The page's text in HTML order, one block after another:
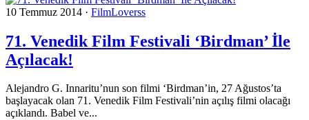
10 Temmuz 2014 · FilmLoverss
71. Venedik Film Festivali ‘Birdman’ İle
Açılacak!
Alejandro G. Innaritu’nun son filmi ‘Birdman’in, 27 Ağustos’ta
başlayacak olan 71. Venedik Film Festivali’nin açılış filmi olacağı
açıklandı. Babel ve...